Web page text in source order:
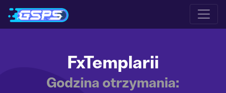
FxTemplarii
Godzina otrzymania: